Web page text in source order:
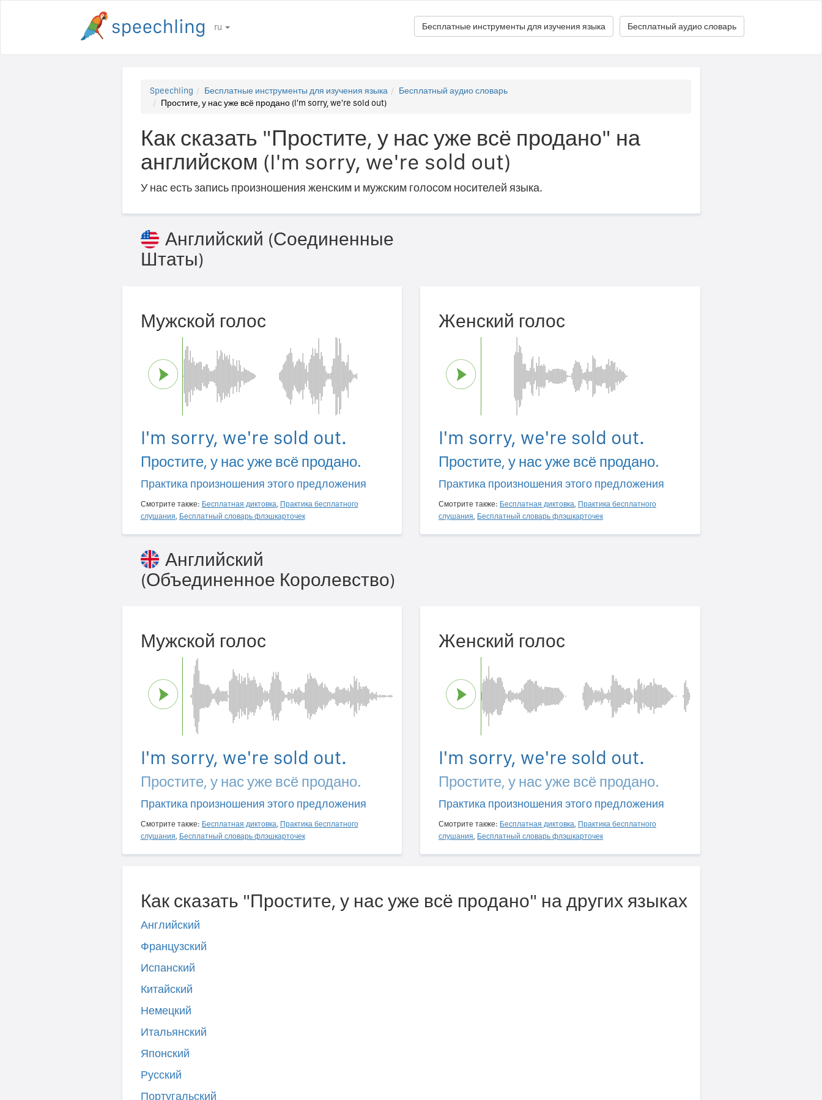
ru Бесплатный аудио словарь
Бесплатные инструменты для изучения языка
Speechling Бесплатные инструменты для изучения языка
Бесплатный аудио словарь
Простите, у нас уже всё продано (I'm sorry, we're sold out)
Как сказать "Простите, у нас уже всё продано" на
английском (I'm sorry, we're sold out)
У нас есть запись произношения женским и мужским голосом носителей языка.
Английский (Соединенные
Штаты)
Мужской голос
I'm sorry, we're sold out.
Простите, у нас уже всё продано.
Практика произношения этого предложения
Смотрите также: Бесплатная диктовка, Практика бесплатного
слушания, Бесплатный словарь флэшкарточек
Женский голос
I'm sorry, we're sold out.
Простите, у нас уже всё продано.
Практика произношения этого предложения
Смотрите также: Бесплатная диктовка, Практика бесплатного
слушания, Бесплатный словарь флэшкарточек
Английский
(Объединенное Королевство)
Мужской голос
I'm sorry, we're sold out.
Простите, у нас уже всё продано.
Практика произношения этого предложения
Смотрите также: Бесплатная диктовка, Практика бесплатного
слушания, Бесплатный словарь флэшкарточек
Женский голос
I'm sorry, we're sold out.
Простите, у нас уже всё продано.
Практика произношения этого предложения
Смотрите также: Бесплатная диктовка, Практика бесплатного
слушания, Бесплатный словарь флэшкарточек
Как сказать "Простите, у нас уже всё продано" на других языках
Английский
Французский
Испанский
Китайский
Немецкий
Итальянский
Японский
Русский
Португальский